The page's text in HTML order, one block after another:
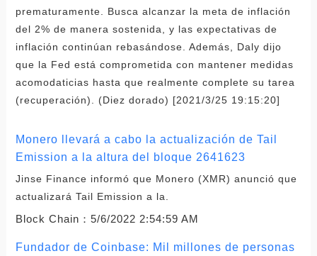
prematuramente. Busca alcanzar la meta de inflación
del 2% de manera sostenida, y las expectativas de
inflación continúan rebasándose. Además, Daly dijo
que la Fed está comprometida con mantener medidas
acomodaticias hasta que realmente complete su tarea
(recuperación). (Diez dorado) [2021/3/25 19:15:20]
Monero llevará a cabo la actualización de Tail
Emission a la altura del bloque 2641623
Jinse Finance informó que Monero (XMR) anunció que
actualizará Tail Emission a la.
Block Chain： 5/6/2022 2:54:59 AM
Fundador de Coinbase: Mil millones de personas